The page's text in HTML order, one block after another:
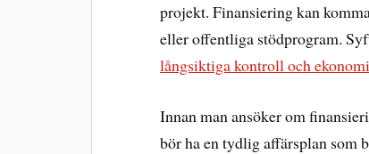
projekt. Finansiering kan
eller offentliga stödprogram.
långsiktiga kontroll och
Innan man ansöker om
bör ha en tydlig affärsplan som